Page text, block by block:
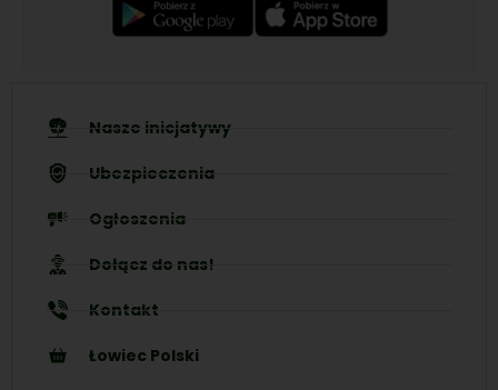
Nasze inicjatywy
Ubezpieczenia
Ogłoszenia
Dołącz do nas!
Kontakt
Łowiec Polski